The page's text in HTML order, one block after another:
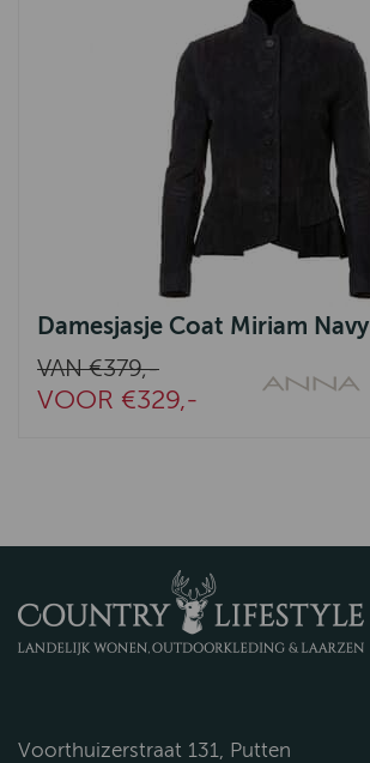
Damesjasje Coat Miriam Navy
VAN €379,-
VOOR €329,-
Voorthuizerstraat 131, Putten